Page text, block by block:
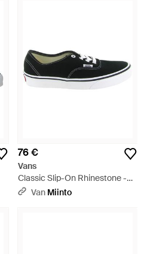
76 €
Vans
Classic Slip-On Rhinestone -
Zwart
Van Miinto